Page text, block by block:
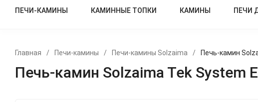
ПЕЧИ-КАМИНЫ КАМИННЫЕ ТОПКИ КАМИНЫ ПЕЧИ
Главная / Печи-камины / Печи-камины Solzaima / Печь-камин
Печь-камин Solzaima Tek System